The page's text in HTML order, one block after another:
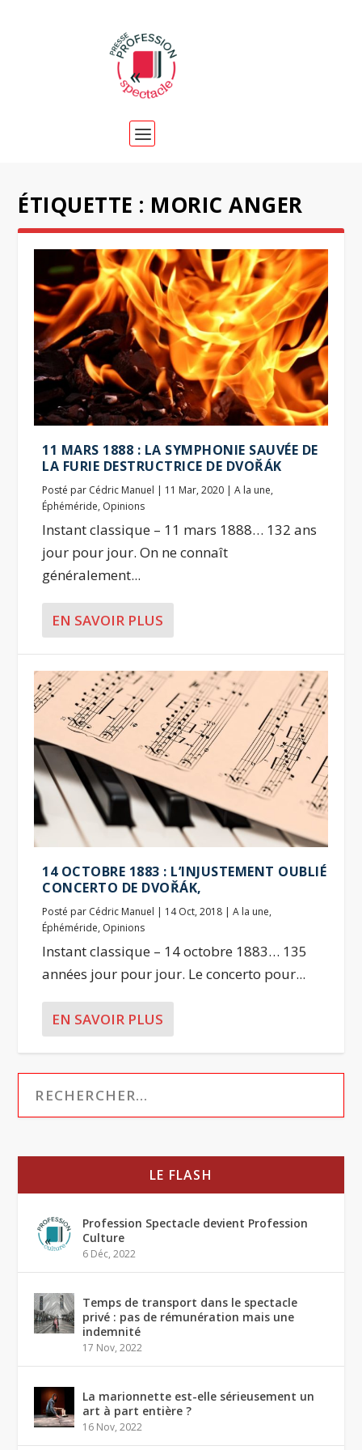
ÉTIQUETTE : MORIC ANGER
11 MARS 1888 : LA SYMPHONIE SAUVÉE DE
LA FURIE DESTRUCTRICE DE DVOŘÁK
Posté par Cédric Manuel | 11 Mar, 2020 |A la une,
Éphéméride, Opinions
Instant classique – 11 mars 1888… 132 ans
jour pour jour. On ne connaît
généralement...
EN SAVOIR PLUS
14 OCTOBRE 1883 : L’INJUSTEMENT OUBLIÉ
CONCERTO DE DVOŘÁK,
Posté par Cédric Manuel | 14 Oct, 2018 |A la une,
Éphéméride, Opinions
Instant classique – 14 octobre 1883… 135
années jour pour jour. Le concerto pour...
EN SAVOIR PLUS
LE FLASH
Profession Spectacle devient Profession
Culture
6 Déc, 2022
Temps de transport dans le spectacle
privé : pas de rémunération mais une
indemnité
17 Nov, 2022
La marionnette est-elle sérieusement un
art à part entière ?
16 Nov, 2022